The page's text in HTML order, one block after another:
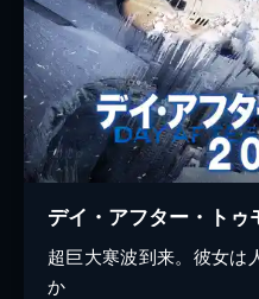
デイ・アフター・トゥ
超巨大寒波到来。彼女は
か